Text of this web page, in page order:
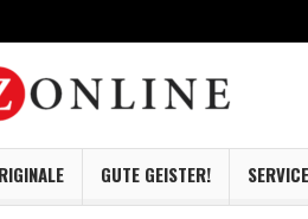
GUTE GEISTER! SERVICE